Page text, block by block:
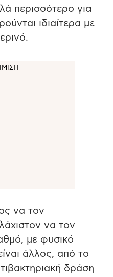
περισσότερο για
ιδιαίτερα με
να τον
να τον
με φυσικό
άλλος, από το
δράση